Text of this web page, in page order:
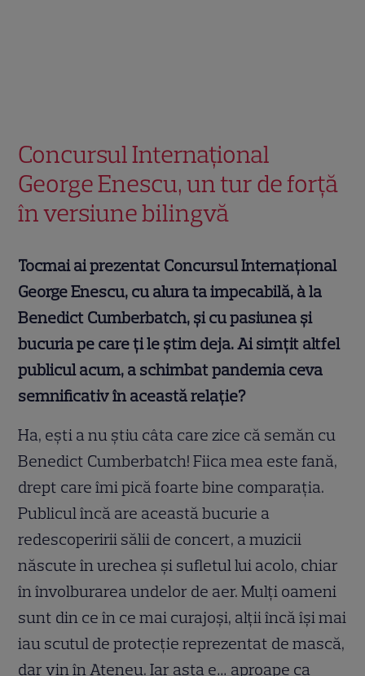
Concursul Internațional
George Enescu, un tur de forță
în versiune bilingvă
Tocmai ai prezentat Concursul Internațional
George Enescu, cu alura ta impecabilă, à la
Benedict Cumberbatch, și cu pasiunea și
bucuria pe care ți le știm deja. Ai simțit altfel
publicul acum, a schimbat pandemia ceva
semnificativ în această relație?
Ha, eşti a nu ştiu câta care zice că semăn cu
Benedict Cumberbatch! Fiica mea este fană,
drept care îmi pică foarte bine comparaţia.
Publicul încă are această bucurie a
redescoperirii sălii de concert, a muzicii
născute în urechea şi sufletul lui acolo, chiar
în învolburarea undelor de aer. Mulţi oameni
sunt din ce în ce mai curajoşi, alţii încă îşi mai
iau scutul de protecţie reprezentat de mască,
dar vin în Ateneu. Iar asta e… aproape ca